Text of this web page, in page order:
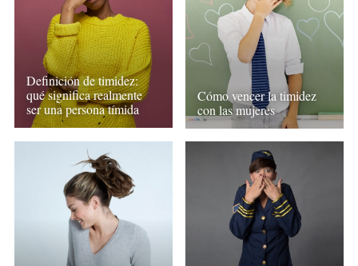
Definición de timidez:
qué significa realmente
ser una persona tímida
Cómo vencer la timidez
con las mujeres